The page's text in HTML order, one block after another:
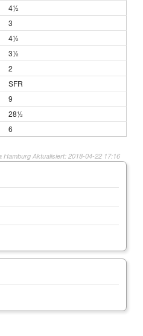
4½
3
4½
3½
2
SFR
9
28½
6
Hamburg Aktualisiert: 2018-04-22 17:16